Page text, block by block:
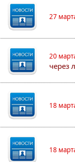
27
20
через
18
18